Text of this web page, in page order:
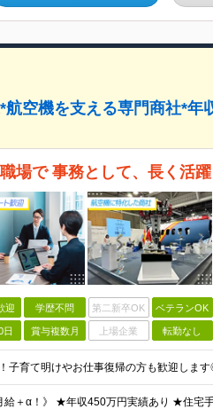
空機を支える専門商社*年
場で 事務として、長く活
迎 学歴不問 第二新卒OK ベテランOK
日 賞与複数月 上場企業 転勤なし